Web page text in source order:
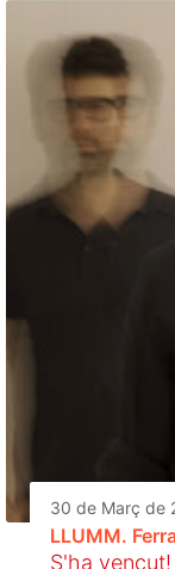
30 de Març de
LLUMM.
S'ha vençut!